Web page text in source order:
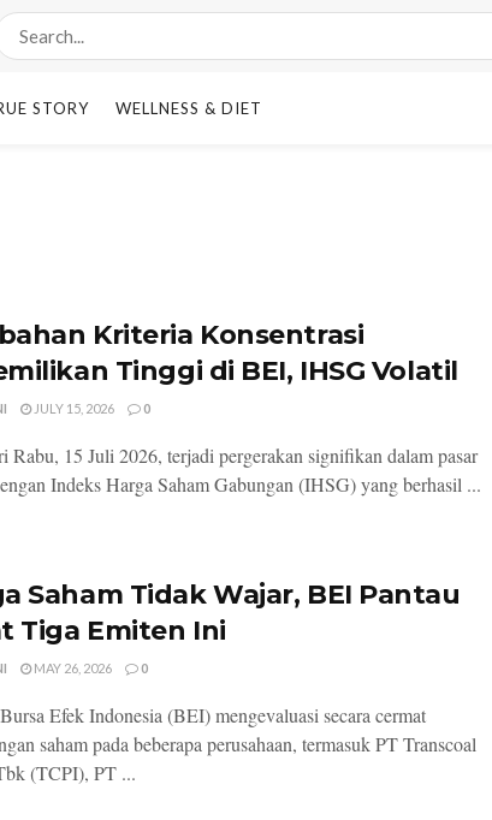
STORY WELLNESS & DIET
Kriteria Konsentrasi
Tinggi di BEI, IHSG Volatil
JULY 15, 2026 0
Rabu, 15 Juli 2026, terjadi pergerakan signifikan dalam pasar
Indeks Harga Saham Gabungan (IHSG) yang berhasil ...
Saham Tidak Wajar, BEI Pantau
Tiga Emiten Ini
MAY 26, 2026 0
Efek Indonesia (BEI) mengevaluasi secara cermat
saham pada beberapa perusahaan, termasuk PT Transcoal
(TCPI), PT ...